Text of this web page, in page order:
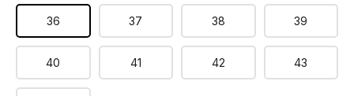
36 37 38 39
40 41 42 43